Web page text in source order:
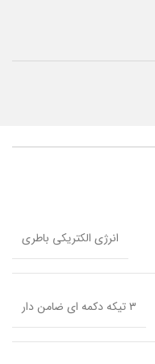
انرژی الکتریکی باطری
۳ تیکه دکمه ای ضامن دار